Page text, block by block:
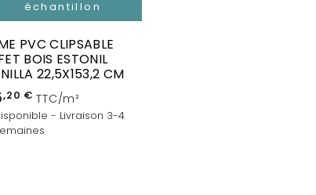
échantillon
PVC CLIPSABLE
BOIS ESTONIL
22,5X153,2 CM
,20 € TTC/m²
- Livraison 3-4